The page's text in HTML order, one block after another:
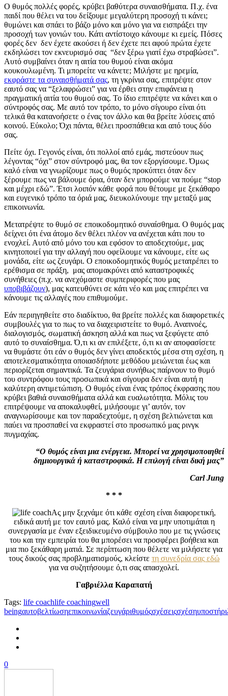
Ο θυμός πολλές φορές, κρύβει βαθύτερα συναισθήματα. Π.χ. ένα
παιδί που θέλει να του δείξουμε μεγαλύτερη προσοχή τι κάνει;
θυμώνει και σπάει το βάζο μόνο και μόνο για να εισπράξει την
προσοχή των γονιών του. Κάτι αντίστοιχο κάνουμε κι εμείς. Πόσες
φορές δεν δεν έχετε ακούσει ή δεν έχετε πει αφού πρώτα έχετε
εκδηλώσει τον εκνευρισμό σας “δεν ξέρω γιατί έχω στραβώσει”.
Αυτό συμβαίνει όταν η αιτία του θυμού είναι ακόμα
κουκουλωμένη. Τι μπορείτε να κάνετε; Μιλήστε με ηρεμία,
εκφράστε τα συναισθήματά σας, τη γκρίνια σας, επιτρέψτε στον
εαυτό σας να “ξελαφρώσει” για να έρθει στην επιφάνεια η
πραγματική αιτία του θυμού σας. Το ίδιο επιτρέψτε να κάνει και ο
σύντροφός σας. Με αυτό τον τρόπο, το μόνο σίγουρο είναι ότι
τελικά θα κατανοήσετε ο ένας τον άλλο και θα βρείτε λύσεις από
κοινού. Εύκολο; Όχι πάντα, θέλει προσπάθεια και από τους δύο
σας.
Πείτε όχι. Γεγονός είναι, ότι πολλοί από εμάς, πιστεύουν πως
λέγοντας “όχι” στον σύντροφό μας, θα τον εξοργίσουμε. Όμως
καλό είναι να γνωρίζουμε πως ο θυμός προκύπτει όταν δεν
ξέρουμε πως να βάλουμε όρια, όταν δεν μπορούμε να πούμε “stop
και μέχρι εδώ”. Έτσι λοιπόν κάθε φορά που θέτουμε με ξεκάθαρο
και ευγενικό τρόπο τα όριά μας, διευκολύνουμε την μεταξύ μας
επικοινωνία.
Μετατρέψτε το θυμό σε εποικοδομητικό συναίσθημα. Ο θυμός μας
δείχνει ότι ένα άτομο δεν θέλει πλέον να ανέχεται κάτι που το
ενοχλεί. Αυτό από μόνο του και εφόσον το αποδεχτούμε, μας
κινητοποιεί για την αλλαγή που οφείλουμε να κάνουμε, είτε ως
μονάδα, είτε ως ζευγάρι. Ο εποικοδομητικός θυμός μετατρέπει το
ερέθισμα σε πράξη, μας απομακρύνει από καταστροφικές
συνήθειες (π.χ. να ανεχόμαστε συμπεριφορές που μας
υποβιβάζουν), μας κατευθύνει σε κάτι νέο και μας επιτρέπει να
κάνουμε τις αλλαγές που επιθυμούμε.
Εάν περιηγηθείτε στο διαδίκτυο, θα βρείτε πολλές και διαφορετικές
συμβουλές για το πως το να διαχειριστείτε το θυμό. Αναπνοές,
διαλογισμός, σωματική άσκηση αλλά και πως να ξεφύγετε από
αυτό το συναίσθημα. Ό,τι κι αν επιλέξετε, ό,τι κι αν αποφασίσετε
να θυμάστε ότι εάν ο θυμός δεν γίνει αποδεκτός μέσα στη σχέση, η
αποτελεσματικότητα οποιασδήποτε μεθόδου μειώνεται έως και
περιορίζεται σημαντικά. Τα ζευγάρια συνήθως παίρνουν το θυμό
του συντρόφου τους προσωπικά και σίγουρα δεν είναι αυτή η
καλύτερη αντιμετώπιση. Ο θυμός είναι ένας τρόπος έκφρασης που
κρύβει βαθιά συναισθήματα αλλά και ευαλωτότητα. Μόλις του
επιτρέψουμε να αποκαλυφθεί, μιλήσουμε γι’ αυτόν, τον
αναγνωρίσουμε και τον παραδεχτούμε, η σχέση βελτιώνεται και
παύει να προσπαθεί να εκφραστεί στο προσωπικό μας ρινγκ
πυγμαχίας.
“Ο θυμός είναι μια ενέργεια. Μπορεί να χρησιμοποιηθεί
δημιουργικά ή καταστροφικά. Η επιλογή είναι δική μας”
Carl Jung
* * *
Ας μην ξεχνάμε ότι κάθε σχέση είναι διαφορετική,
ειδικά αυτή με τον εαυτό μας. Καλό είναι να μην υποτιμάται η
συνεργασία με έναν εξειδικευμένο σύμβουλο που με τις γνώσεις
του και την εμπειρία του θα μπορέσει να προσφέρει βοήθεια και
μια πιο ξεκάθαρη ματιά. Σε περίπτωση που θέλετε να μιλήσετε για
τους δικούς σας προβληματισμούς, κλείστε τη συνεδρία σας εδώ
για να συζητήσουμε ό,τι σας απασχολεί.
Γαβριέλλα Καραπατή
Tags: life coachlife coachingwell
beingαυτοβελτίωσηεπικοινωνίαζευγάριθυμόςσχέσειςσχέση
0